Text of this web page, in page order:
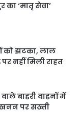
का ‘मातृ सेवा’
को झटका, लाल
पर नहीं मिली राहत
बाहरी वाहनों में
खनन पर सख्ती